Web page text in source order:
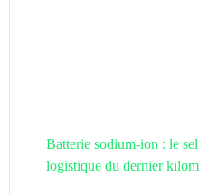
Batterie sodium-ion : le
logistique du dernier